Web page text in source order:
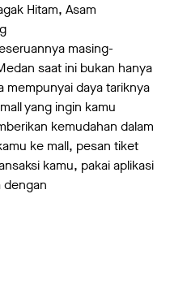
Hitam, Asam
masing-
saat ini bukan hanya
daya tariknya
yang ingin kamu
kemudahan dalam
ke mall, pesan tiket
kamu, pakai aplikasi
dengan